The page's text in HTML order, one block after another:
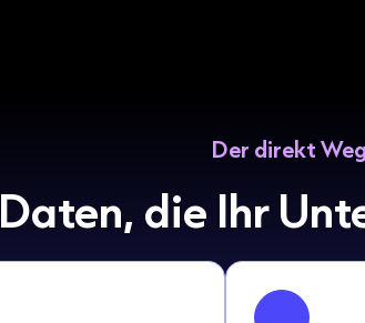
Der direkt
Daten, die Ihr